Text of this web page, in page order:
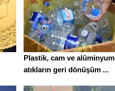
Plastik, cam ve alüminyum
atıkların geri dönüşüm ...